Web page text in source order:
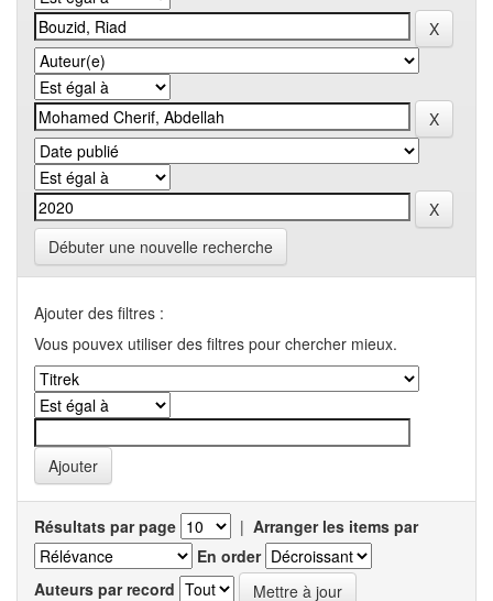
Débuter une nouvelle recherche
Ajouter des filtres :
Vous pouvex utiliser des filtres pour chercher mieux.
Résultats par page | Arranger les items par
En order
Auteurs par record